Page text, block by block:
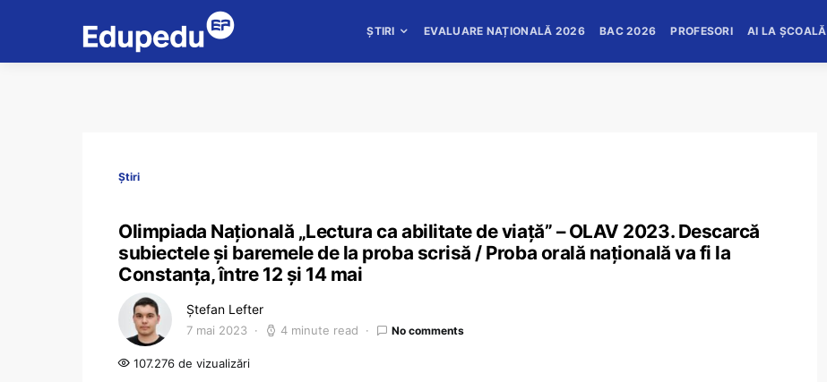
ȘTIRI EVALUARE NAȚIONALĂ 2026 BAC 2026 PROFESORI AI LA ȘCOALĂ
Știri
Olimpiada Națională „Lectura ca abilitate de viață” – OLAV 2023. Descarcă
subiectele și baremele de la proba scrisă / Proba orală națională va fi la
Constanța, între 12 și 14 mai
Ștefan Lefter
7 mai 2023 4 minute read No comments
107.276 de vizualizări